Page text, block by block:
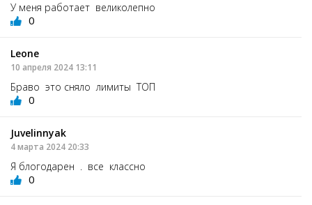
У меня работает великолепно
0
Leone
10 апреля 2024 13:11
Браво это сняло лимиты ТОП
0
Juvelinnyak
4 марта 2024 20:33
Я блогодарен . все классно
0